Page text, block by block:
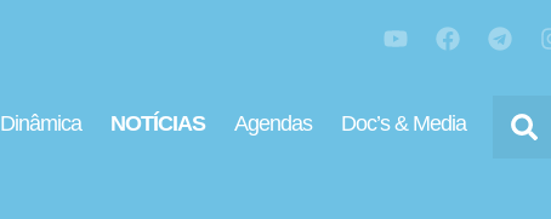
Dinâmica NOTÍCIAS Agendas Doc’s & Media